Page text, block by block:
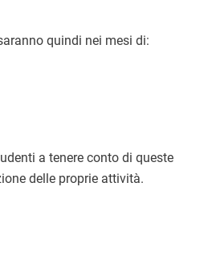
quindi nei mesi di:
a tenere conto di queste
delle proprie attività.